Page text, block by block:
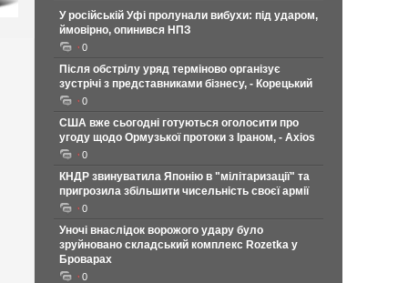
У російській Уфі пролунали вибухи: під ударом,
ймовірно, опинився НПЗ
0
Після обстрілу уряд терміново організує
зустрічі з представниками бізнесу, - Корецький
0
США вже сьогодні готуються оголосити про
угоду щодо Ормузької протоки з Іраном, - Axios
0
КНДР звинуватила Японію в "мілітаризації" та
пригрозила збільшити чисельність своєї армії
0
Уночі внаслідок ворожого удару було
зруйновано складський комплекс Rozetka у
Броварах
0